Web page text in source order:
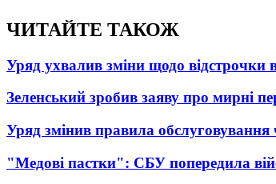
ЧИТАЙТЕ ТАКОЖ
Уряд ухвалив зміни щодо відстрочки
Зеленський зробив заяву про мирні
Уряд змінив правила обслуговування
"Медові пастки": СБУ попередила